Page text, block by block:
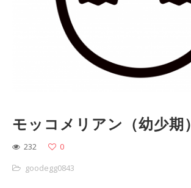
モッコメリアン（幼少期）
232
0
goodegg0843